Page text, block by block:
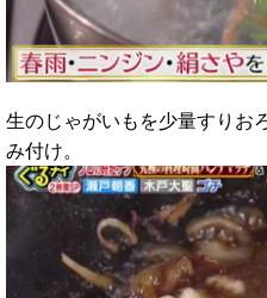
生のじゃがいもを少量すりお
み付け。